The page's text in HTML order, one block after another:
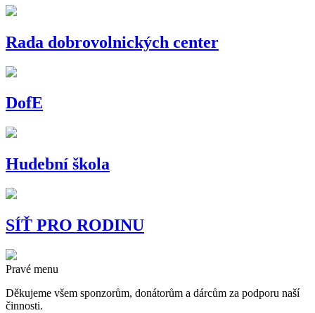
Rada dobrovolnických center
DofE
Hudební škola
SÍŤ PRO RODINU
Pravé menu
Děkujeme všem sponzorům, donátorům a dárcům za podporu naší
činnosti.